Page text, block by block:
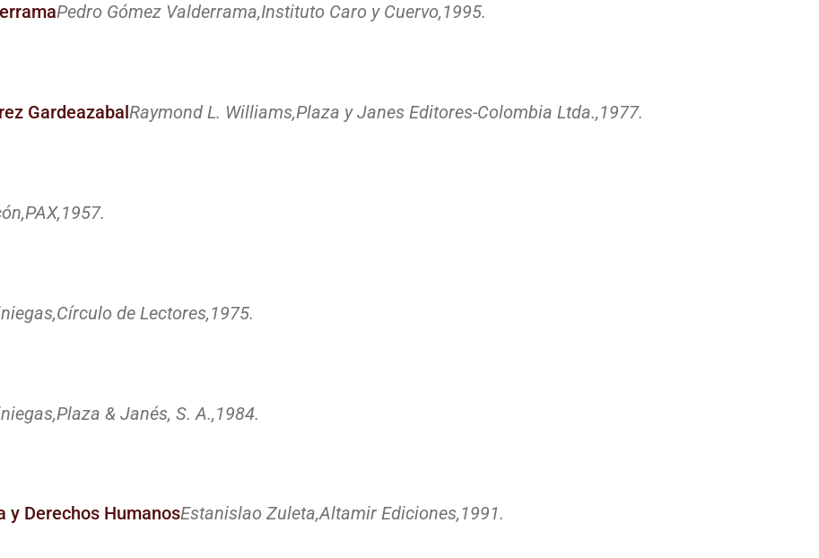
Pedro Gómez Valderrama,Instituto Caro y Cuervo,1995.
GardeazabalRaymond L. Williams,Plaza y Janes Editores-Colombia Ltda.,1977.
PAX,1957.
Círculo de Lectores,1975.
Plaza & Janés, S. A.,1984.
y Derechos HumanosEstanislao Zuleta,Altamir Ediciones,1991.